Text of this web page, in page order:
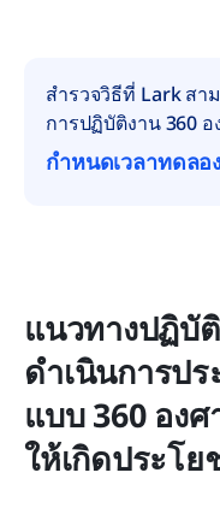
สำรวจวิธีที่ Lark สา
การปฏิบัติงาน 360
กำหนดเวลาทดลอ
แนวทางปฏิบั
ดำเนินการป
แบบ 360 อง
ให้เกิดประโ